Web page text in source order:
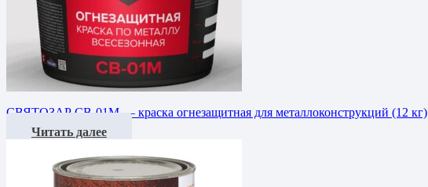
СВЯТОЗАР СВ-01М — краска огнезащитная для металлоконструкций (12 кг)
Читать далее